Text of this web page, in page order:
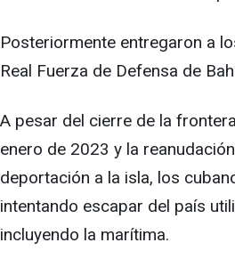
Posteriormente entregaron a
Real Fuerza de Defensa de
A pesar del cierre de la
enero de 2023 y la
deportación a la isla, los
intentando escapar del país
incluyendo la marítima.